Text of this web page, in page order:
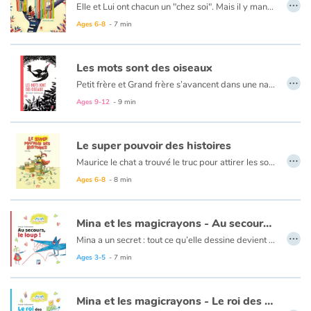
Elle et Lui ont chacun un "chez soi". Mais il y manque un je ne sais quoi. Alors ensemble, ils prennent la route. A chaque rencontre, une cabane qui en dit long sur son habitant : pour celle-là, dessus c’est dessous ; pour cette autre tout est fragile ; à côté, c’est plus baraqué ! Au fil de leur voyage, les deux amis se demandent comment ce serait "chez eux". Evidemment, tout est à construire. Mais déjà, ils ont chacun le demi-plan du royaume de leur rêve commun. Car, c’est sûr, ils s’aiment.
Ages 6-8 - 7 min
Les mots sont des oiseaux
Petit frère et Grand frère s’avancent dans une nature luxuriante vers la mer et vers Shu. Petit-frère aime tant les histoires que Shu raconte. Grand-frère, lui, aime surtout Shu. Les amoureux, c’est ennuyeux… Ils ne s’occupent que d’eux-mêmes ! Alors, pour s’accommoder de sa solitude, Petit-frère imagine des histoires qui l’emportent loin comme le feraient les oiseaux dans le ciel. Shu et Grand-frère ne savent pas ce qu’ils manquent quand un simple bout de bois suffit pour écrire sur le sable.
Ages 9-12 - 9 min
…
Le super pouvoir des histoires
Maurice le chat a trouvé le truc pour attirer les souris : leur lire de belles histoires. Les souris s’approchent et ensemble, on rit, on pleure, on s’émerveille, on a peur. Mais au moment de les croquer, le plan de Maurice ne se déroule pas comme prévu...
Ages 6-8 - 8 min
…
Mina et les magicrayons - Au secours, le loup !
Mina a un secret : tout ce qu’elle dessine devient vrai. Avec ses trois Magicrayons – un bleu, un jaune et un rouge –, cette infatigable dessinatrice crée tour à tour des nuages avec de drôles de formes, une immense forêt, un oisillon tout mignon (Zozio), ou même un GRRROS méchant loup qui a terrrriblement faim. Mais Mina a aussi une arme secrète : une GOMME, bien cachée dans sa pochette…
Ages 3-5 - 7 min
…
Mina et les magicrayons - Le roi des z'embêteurs